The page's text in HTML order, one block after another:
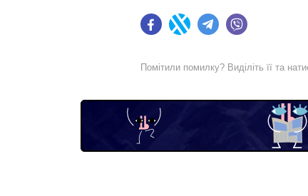
FacebookTwitter Telegram
Помітили помилку? Виділіть її та